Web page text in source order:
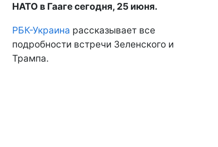
НАТО в Гааге сегодня, 25 июня.
РБК-Украина рассказывает все
подробности встречи Зеленского и
Трампа.